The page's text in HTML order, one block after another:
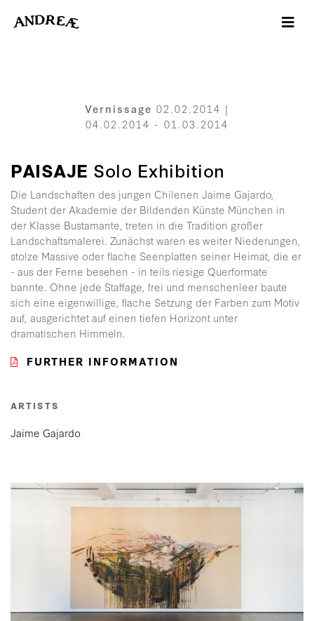
Vernissage 02.02.2014 |
04.02.2014 - 01.03.2014
PAISAJE Solo Exhibition
Die Landschaften des jungen Chilenen Jaime Gajardo,
Student der Akademie der Bildenden Künste München in
der Klasse Bustamante, treten in die Tradition großer
Landschaftsmalerei. Zunächst waren es weiter Niederungen,
stolze Massive oder flache Seenplatten seiner Heimat, die er
- aus der Ferne besehen - in teils riesige Querformate
bannte. Ohne jede Staffage, frei und menschenleer baute
sich eine eigenwillige, flache Setzung der Farben zum Motiv
auf, ausgerichtet auf einen tiefen Horizont unter
dramatischen Himmeln.
FURTHER INFORMATION
ARTISTS
Jaime Gajardo